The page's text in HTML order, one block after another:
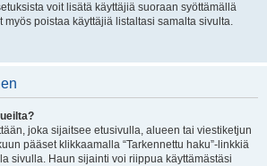
voit lisätä käyttäjiä suoraan syöttämällä
myös poistaa käyttäjiä listaltasi samalta sivulta.
joka sijaitsee etusivulla, alueen tai viestiketjun
pääset klikkaamalla “Tarkennettu haku”-linkkiä
sivulla. Haun sijainti voi riippua käyttämästäsi